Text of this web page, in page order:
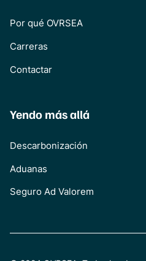
Por qué OVRSEA
Carreras
Contactar
Yendo más allá
Descarbonización
Aduanas
Seguro Ad Valorem